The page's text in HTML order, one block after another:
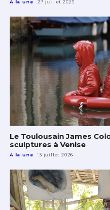
A la une 27 juillet 2026
Le Toulousain James
sculptures à Venise
A la une 13 juillet 2026